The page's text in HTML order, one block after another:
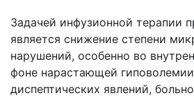
Задачей инфузионной терапии
является снижение степени
нарушений, особенно во
фоне нарастающей
диспептических явлений,